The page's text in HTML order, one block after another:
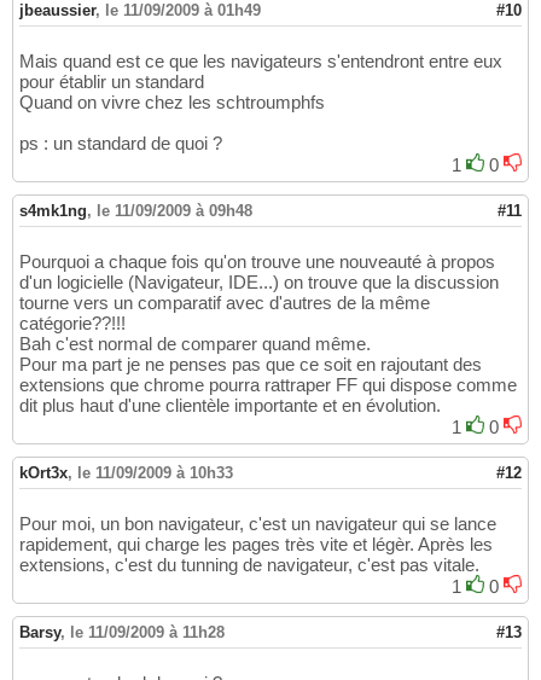
jbeaussier, le 11/09/2009 à 01h49 #10
Mais quand est ce que les navigateurs s'entendront entre eux
pour établir un standard
Quand on vivre chez les schtroumphfs
ps : un standard de quoi ?
1
0
s4mk1ng, le 11/09/2009 à 09h48 #11
Pourquoi a chaque fois qu'on trouve une nouveauté à propos
d'un logicielle (Navigateur, IDE...) on trouve que la discussion
tourne vers un comparatif avec d'autres de la même
catégorie??!!!
Bah c'est normal de comparer quand même.
Pour ma part je ne penses pas que ce soit en rajoutant des
extensions que chrome pourra rattraper FF qui dispose comme
dit plus haut d'une clientèle importante et en évolution.
1
0
kOrt3x, le 11/09/2009 à 10h33 #12
Pour moi, un bon navigateur, c'est un navigateur qui se lance
rapidement, qui charge les pages très vite et légèr. Après les
extensions, c'est du tunning de navigateur, c'est pas vitale.
1
0
Barsy, le 11/09/2009 à 11h28 #13